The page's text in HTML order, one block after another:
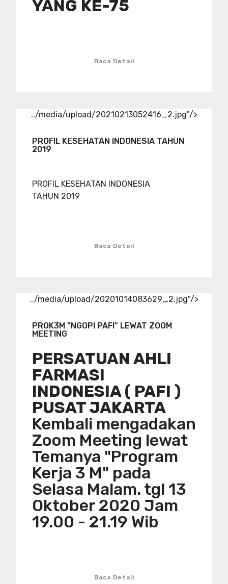
YANG KE-75
Baca Detail
../media/upload/20210213052416_2.jpg"/>
PROFIL KESEHATAN INDONESIA TAHUN
2019
PROFIL KESEHATAN INDONESIA
TAHUN 2019
Baca Detail
../media/upload/20201014083629_2.jpg"/>
PROK3M "NGOPI PAFI" LEWAT ZOOM
MEETING
PERSATUAN AHLI
FARMASI
INDONESIA ( PAFI )
PUSAT JAKARTA
Kembali mengadakan
Zoom Meeting lewat
Temanya "Program
Kerja 3 M" pada
Selasa Malam. tgl 13
Oktober 2020 Jam
19.00 - 21.19 Wib
Baca Detail